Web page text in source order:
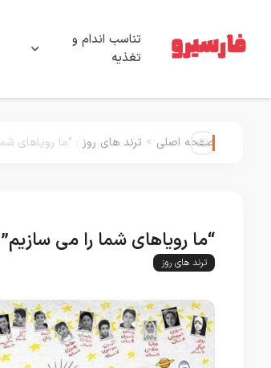
تناسب اندام و
تغذیه
صفحه اصلی > ترند های روز : “ما رویاهای
“ما رویاهای شما را می
ترند های روز